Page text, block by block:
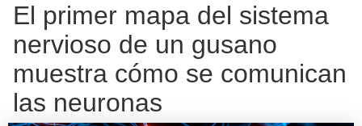
El primer mapa del sistema
nervioso de un gusano
muestra cómo se comunican
las neuronas